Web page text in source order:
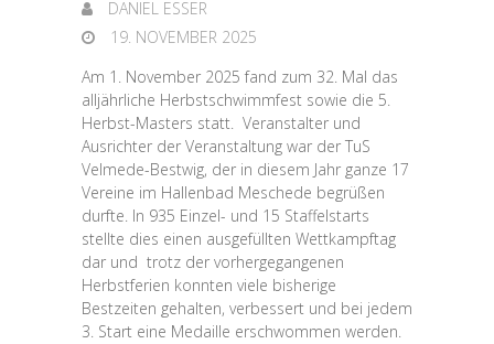
DANIEL ESSER
19. NOVEMBER 2025
Am 1. November 2025 fand zum 32. Mal das
alljährliche Herbstschwimmfest sowie die 5.
Herbst-Masters statt. Veranstalter und
Ausrichter der Veranstaltung war der TuS
Velmede-Bestwig, der in diesem Jahr ganze 17
Vereine im Hallenbad Meschede begrüßen
durfte. In 935 Einzel- und 15 Staffelstarts
stellte dies einen ausgefüllten Wettkampftag
dar und trotz der vorhergegangenen
Herbstferien konnten viele bisherige
Bestzeiten gehalten, verbessert und bei jedem
3. Start eine Medaille erschwommen werden.